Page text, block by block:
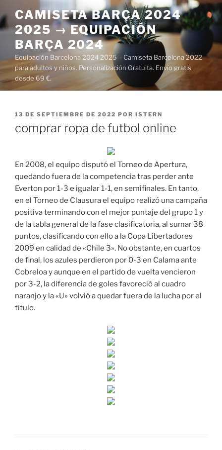
al
contenido
CAMISETA BARÇA 2024
2025 → EQUIPACIÓN
BARÇA 2024
Equipación Barcelona 2024 2025 – Camiseta Barcelona 2022
para adultos y niños. Personalización Gratuita. Envío gratis
desde 69 €.
PUBLICADO
13 DE SEPTIEMBRE DE 2022 POR ISTERN
comprar ropa de futbol online
En 2008, el equipo disputó el Torneo de Apertura,
quedando fuera de la competencia tras perder ante
Everton por 1-3 e igualar 1-1, en semifinales. En tanto,
en el Torneo de Clausura el equipo realizó una campaña
positiva terminando con el mejor puntaje del grupo 1 y
de la tabla general de la fase clasificatoria, al sumar 38
puntos, clasificando con ello a la Copa Libertadores
2009 en calidad de «Chile 3». No obstante, en cuartos
de final, los azules perdieron por 0-3 en Calama ante
Cobreloa y aunque en el partido de vuelta vencieron
por 3-2, la diferencia de goles favoreció al cuadro
naranjo y la «U» volvió a quedar fuera de la lucha por el
título.